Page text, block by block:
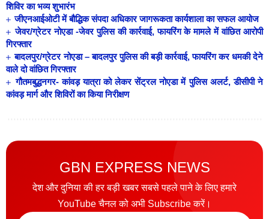
शिविर का भव्य शुभारंभ
जीएनआईओटी में बौद्धिक संपदा अधिकार जागरूकता कार्यशाला का सफल आयोज
जेवर/ग्रेटर नोएडा -जेवर पुलिस की कार्रवाई, फायरिंग के मामले में वांछित आरोपी
गिरफ्तार
बादलपुर/ग्रेटर नोएडा – बादलपुर पुलिस की बड़ी कार्रवाई, फायरिंग कर धमकी देने
वाले दो वांछित गिरफ्तार
गौतमबुद्धनगर- कांवड़ यात्रा को लेकर सेंट्रल नोएडा में पुलिस अलर्ट, डीसीपी ने
कांवड़ मार्ग और शिविरों का किया निरीक्षण
GBN EXPRESS NEWS
देश और दुनिया की हर बड़ी खबर सबसे पहले पाने के लिए हमारे
YouTube चैनल को अभी Subscribe करें।